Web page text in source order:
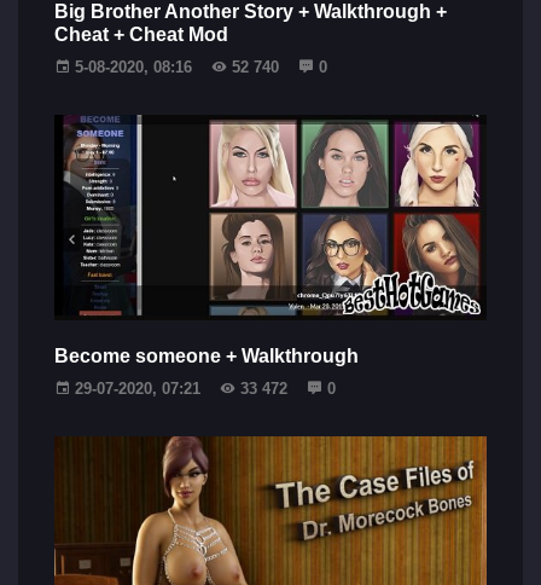
Big Brother Another Story + Walkthrough +
Cheat + Cheat Mod
5-08-2020, 08:16 52 740 0
Become someone + Walkthrough
29-07-2020, 07:21 33 472 0